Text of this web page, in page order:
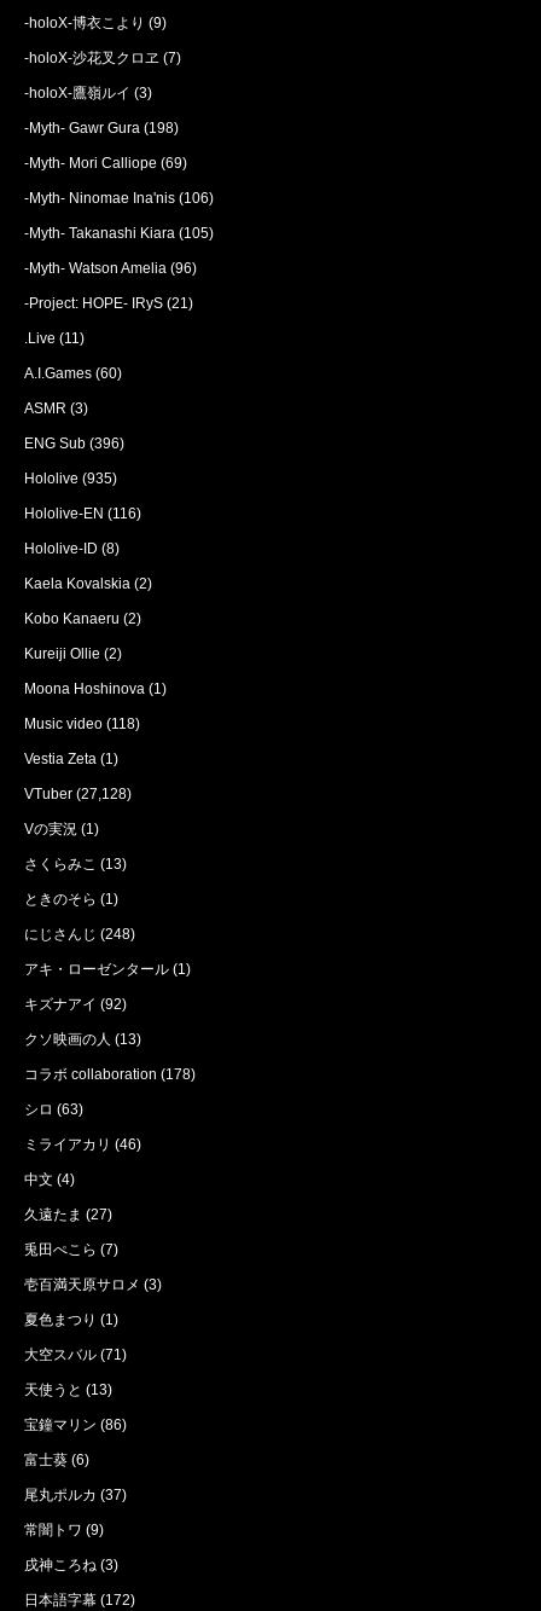
-holoX-博衣こより (9)
-holoX-沙花叉クロヱ (7)
-holoX-鷹嶺ルイ (3)
-Myth- Gawr Gura (198)
-Myth- Mori Calliope (69)
-Myth- Ninomae Ina'nis (106)
-Myth- Takanashi Kiara (105)
-Myth- Watson Amelia (96)
-Project: HOPE- IRyS (21)
.Live (11)
A.I.Games (60)
ASMR (3)
ENG Sub (396)
Hololive (935)
Hololive-EN (116)
Hololive-ID (8)
Kaela Kovalskia (2)
Kobo Kanaeru (2)
Kureiji Ollie (2)
Moona Hoshinova (1)
Music video (118)
Vestia Zeta (1)
VTuber (27,128)
Vの実況 (1)
さくらみこ (13)
ときのそら (1)
にじさんじ (248)
アキ・ローゼンタール (1)
キズナアイ (92)
クソ映画の人 (13)
コラボ collaboration (178)
シロ (63)
ミライアカリ (46)
中文 (4)
久遠たま (27)
兎田ぺこら (7)
壱百満天原サロメ (3)
夏色まつり (1)
大空スバル (71)
天使うと (13)
宝鐘マリン (86)
富士葵 (6)
尾丸ポルカ (37)
常闇トワ (9)
戌神ころね (3)
日本語字幕 (172)